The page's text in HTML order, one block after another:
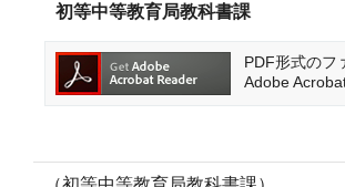
初等中等教育局教科書課
PDF形式のフ
Adobe